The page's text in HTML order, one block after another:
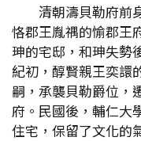
清朝濤貝勒府前
恪郡王胤禑的愉郡王
珅的宅邸，和珅失勢
紀初，醇賢親王奕譞
嗣，承襲貝勒爵位，
府。民國後，輔仁大
住宅，保留了文化的